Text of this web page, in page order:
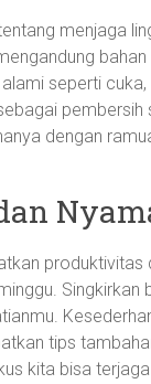
menjaga
seperti
pembersih
dengan
produktivitas
tips
kita bisa